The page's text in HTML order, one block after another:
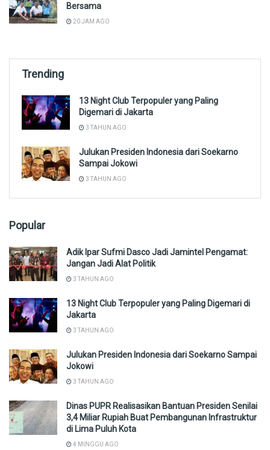
Bersama
20 JAM AGO
Trending
13 Night Club Terpopuler yang Paling
Digemari di Jakarta
3 TAHUN AGO
Julukan Presiden Indonesia dari Soekarno
Sampai Jokowi
3 TAHUN AGO
Popular
Adik Ipar Sufmi Dasco Jadi Jamintel Pengamat:
Jangan Jadi Alat Politik
3 TAHUN AGO
13 Night Club Terpopuler yang Paling Digemari di
Jakarta
3 TAHUN AGO
Julukan Presiden Indonesia dari Soekarno Sampai
Jokowi
3 TAHUN AGO
Dinas PUPR Realisasikan Bantuan Presiden Senilai
3,4 Miliar Rupiah Buat Pembangunan Infrastruktur
di Lima Puluh Kota
4 MINGGU AGO